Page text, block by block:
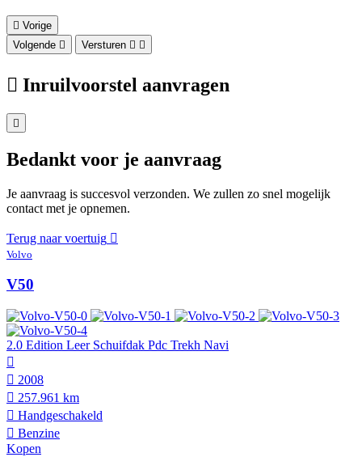
Vorige
Volgende
Versturen
Inruilvoorstel aanvragen
Bedankt voor je aanvraag
Je aanvraag is succesvol verzonden. We zullen zo snel mogelijk
contact met je opnemen.
Terug naar voertuig
Volvo
V50
2.0 Edition Leer Schuifdak Pdc Trekh Navi
2008
257.961 km
Hand­geschakeld
Benzine
Kopen